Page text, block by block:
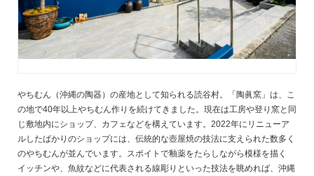
やちむん（沖縄の陶器）の産地として知られる読谷村。「陶眞窯」は、こ
の地で40年以上やちむん作りを続けてきました。現在は工房や登り窯と同
じ敷地内にショップ、カフェなどを構えています。2022年にリニューア
ルしたばかりのショップには、伝統的な壺屋焼の技法に支えられた数多く
のやちむんが並んでいます。スポイトで釉薬をたらしながら模様を描く
イッチンや、魚紋などに代表される線彫りといった技法を眺めれば、沖縄